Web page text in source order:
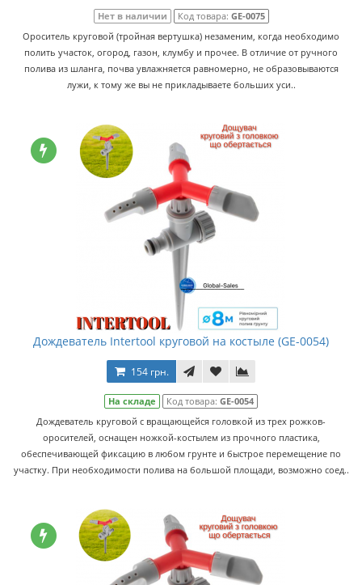
Нет в наличии Код товара: GE-0075
Ороситель круговой (тройная вертушка) незаменим, когда необходимо
полить участок, огород, газон, клумбу и прочее. В отличие от ручного
полива из шланга, почва увлажняется равномерно, не образовываются
лужи, к тому же вы не прикладываете больших уси..
Дождеватель Intertool круговой на костыле (GE-0054)
154 грн.
На складе Код товара: GE-0054
Дождеватель круговой с вращающейся головкой из трех рожков-
оросителей, оснащен ножкой-костылем из прочного пластика,
обеспечивающей фиксацию в любом грунте и быстрое перемещение по
участку. При необходимости полива на большой площади, возможно соед..